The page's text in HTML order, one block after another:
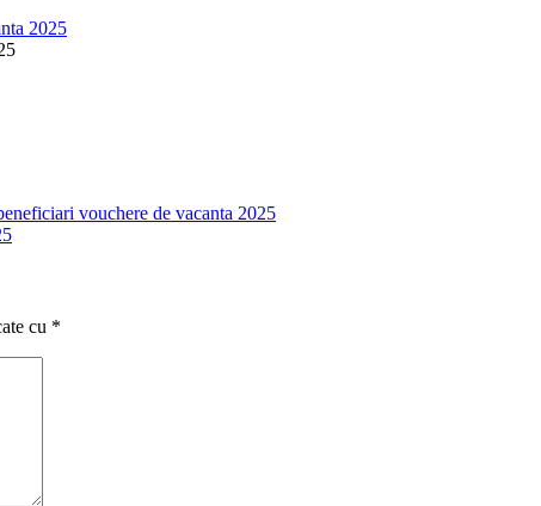
2025
vouchere de vacanta 2025
cu *